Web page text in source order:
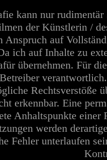
kann nur
der Künstlerin /
Anspruch auf
ich auf Inhalte zu
übernehmen. Für
Rechtsverstöße
erkennbar. Eine
Anhaltspunkte
werden
Fehler unterlaufen